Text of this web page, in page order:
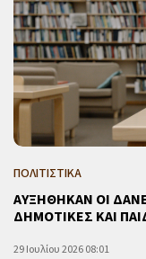
ΠΟΛΙΤΙΣΤΙΚΑ
ΑΥΞΗΘΗΚΑΝ ΟΙ
ΔΗΜΟΤΙΚΕΣ ΚΑΙ
29 Ιουλίου 2026 08:01